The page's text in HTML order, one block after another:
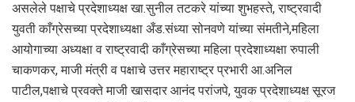
असलेले पक्षाचे प्रदेशाध्यक्ष खा.सुनील तटकरे यांच्या शुभहस्ते, राष्ट्रवादी
युवती काँग्रेसच्या प्रदेशाध्यक्षा अँड.संध्या सोनवणे यांच्या संमतीने,महिला
आयोगाच्या अध्यक्षा व राष्ट्रवादी काँग्रेसच्या महिला प्रदेशाध्यक्षा रुपाली
चाकणकर, माजी मंत्री व पक्षाचे उत्तर महाराष्ट्र प्रभारी आ.अनिल
पाटील,पक्षाचे प्रवक्ते माजी खासदार आनंद परांजपे, युवक प्रदेशाध्यक्ष सूरज